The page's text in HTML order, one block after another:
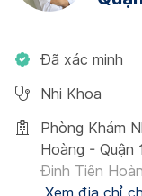
Đã xác minh
Nhi Khoa
Phòng Khám
Hoàng - Quận 1
Đinh Tiên